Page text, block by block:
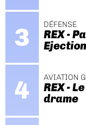
DÉFENSE
REX -
AVIATION
REX -
drame